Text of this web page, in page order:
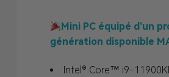
Mini PC équipé d’un
génération disponible
Intel® Core™ i9-